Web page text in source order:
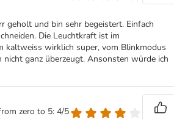
geholt und bin sehr begeistert. Einfach
Die Leuchtkraft ist im
kaltweiss wirklich super, vom Blinkmodus
ganz überzeugt. Ansonsten würde ich
zero to 5: 4/5